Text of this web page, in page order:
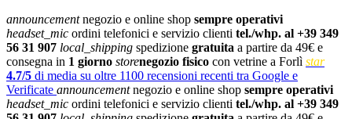
announcementnegozio e online shop sempre operativi
headset_mic ordini telefonici e servizio clienti tel./whp. al +39 349
56 31 907 local_shipping spedizione gratuita a partire da 49€ e
consegna in 1 giorno storenegozio fisico con vetrine a Forlì star
4.7/5 di media su oltre 1100 recensioni recenti tra Google e
Verificate announcementnegozio e online shop sempre operativi
headset_mic ordini telefonici e servizio clienti tel./whp. al +39 349